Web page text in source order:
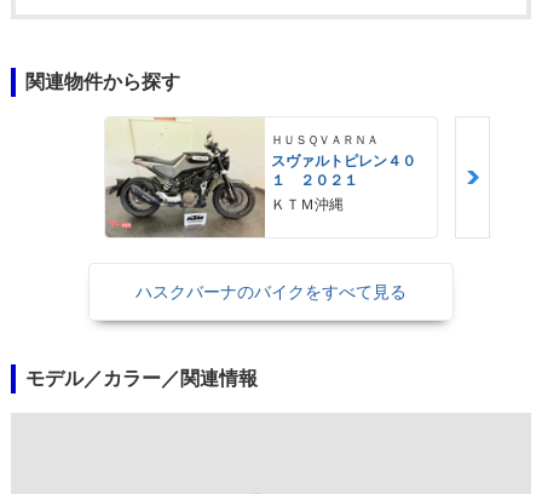
関連物件から探す
ＨＵＳＱＶＡＲＮＡ
スヴァルトピレン４０
１ ２０２１
ＫＴＭ沖縄
ハスクバーナのバイクをすべて見る
モデル／カラー／関連情報